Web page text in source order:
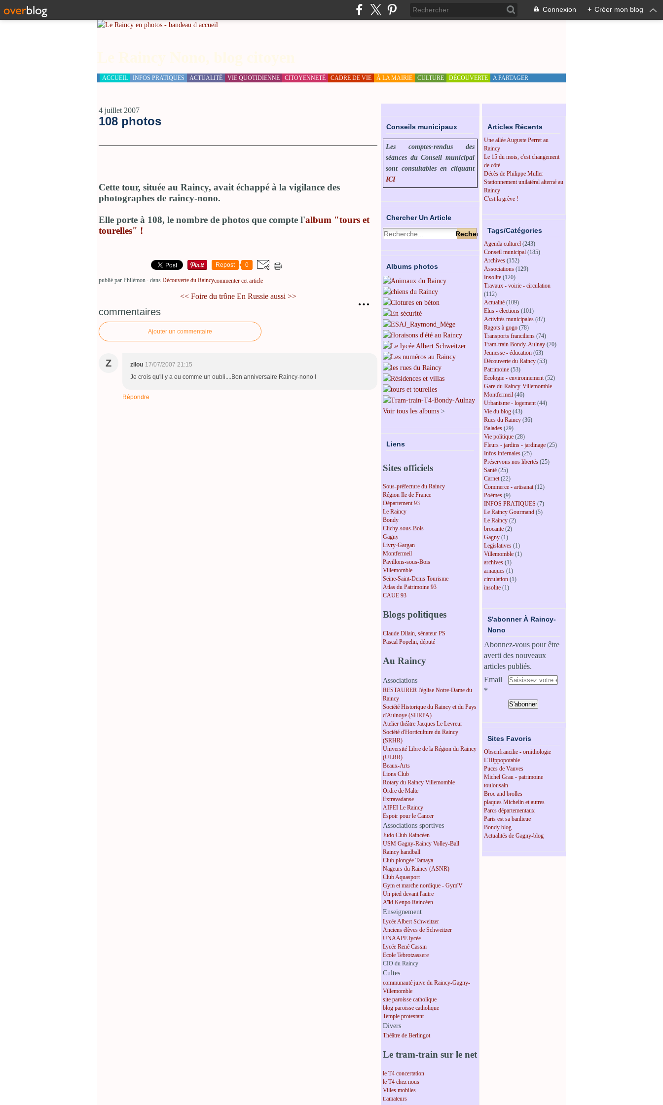
Connexion + Créer mon blog
ACCUEIL INFOS PRATIQUES ACTUALITÉ VIE QUOTIDIENNE CITOYENNETÉ CADRE DE VIE À LA MAIRIE CULTURE DÉCOUVERTE A PARTAGER
4 juillet 2007
108 photos
Cette tour, située au Raincy, avait échappé à la vigilance des
photographes de raincy-nono.
Elle porte à 108, le nombre de photos que compte l'album "tours et
tourelles" !
Repost 0
publié par Philémon- dans Découverte du Raincycommenter cet article
…
<< Foire du trône En Russie aussi >>
commentaires
Ajouter un commentaire
Z zilou 17/07/2007 21:15
Je crois qu'il y a eu comme un oubli....Bon anniversaire Raincy-nono !
Répondre
Conseils municipaux
Les comptes-rendus des
séances du Conseil municipal
sont consultables en cliquant
ICI
Chercher Un Article
Albums photos
Voir tous les albums >
Liens
Sites officiels
Sous-préfecture du Raincy
Région Ile de France
Département 93
Le Raincy
Bondy
Clichy-sous-Bois
Gagny
Livry-Gargan
Montfermeil
Pavillons-sous-Bois
Villemomble
Seine-Saint-Denis Tourisme
Atlas du Patrimoine 93
CAUE 93
Blogs politiques
Claude Dilain, sénateur PS
Pascal Popelin, député
Au Raincy
Associations
RESTAURER l'église Notre-Dame du
Raincy
Société Historique du Raincy et du Pays
d'Aulnoye (SHRPA)
Atelier théâtre Jacques Le Levreur
Société d'Horticulture du Raincy
(SRHR)
Université Libre de la Région du Raincy
(ULRR)
Beaux-Arts
Lions Club
Rotary du Raincy Villemomble
Ordre de Malte
Extravadanse
AIPEI Le Raincy
Espoir pour le Cancer
Associations sportives
Judo Club Raincéen
USM Gagny-Raincy Volley-Ball
Raincy handball
Club plongée Tamaya
Nageurs du Raincy (ASNR)
Club Aquasport
Gym et marche nordique - Gym'V
Un pied devant l'autre
Aïki Kenpo Raincéen
Enseignement
Lycée Albert Schweitzer
Anciens élèves de Schweitzer
UNAAPE lycée
Lycée René Cassin
Ecole Tebrotzassere
CIO du Raincy
Cultes
communauté juive du Raincy-Gagny-
Villemomble
site paroisse catholique
blog paroisse catholique
Temple protestant
Divers
Théâtre de Berlingot
Le tram-train sur le net
le T4 concertation
le T4 chez nous
Villes mobiles
tramateurs
Articles Récents
Une allée Auguste Perret au
Raincy
Le 15 du mois, c'est changement
de côté
Décès de Philippe Muller
Stationnement unilatéral alterné au
Raincy
C'est la grève !
Tags/Catégories
Agenda culturel (243)
Conseil municipal (185)
Archives (152)
Associations (129)
Insolite (120)
Travaux - voirie - circulation
(112)
Actualité (109)
Elus - élections (101)
Activités municipales (87)
Ragots à gogo (78)
Transports franciliens (74)
Tram-train Bondy-Aulnay (70)
Jeunesse - éducation (63)
Découverte du Raincy (53)
Patrimoine (53)
Ecologie - environnement(52)
Gare du Raincy-Villemomble-
Montfermeil (46)
Urbanisme - logement(44)
Vie du blog (43)
Rues du Raincy (36)
Balades (29)
Vie politique (28)
Fleurs - jardins - jardinage (25)
Infos infernales (25)
Préservons nos libertés (25)
Santé (25)
Carnet(22)
Commerce - artisanat(12)
Poèmes (9)
INFOS PRATIQUES (7)
Le Raincy Gourmand (5)
Le Raincy (2)
brocante (2)
Gagny (1)
Legislatives (1)
Villemomble (1)
archives (1)
arnaques (1)
circulation (1)
insolite (1)
S'abonner À Raincy-
Nono
Abonnez-vous pour être
averti des nouveaux
articles publiés.
Email
Sites Favoris
Obsenfrancilie - ornithologie
L'Hippopotable
Puces de Vanves
Michel Grau - patrimoine
toulousain
Broc and brolles
plaques Michelin et autres
Parcs départementaux
Paris est sa banlieue
Bondy blog
Actualités de Gagny-blog